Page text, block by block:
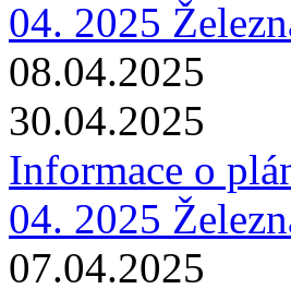
04. 2025
08.04.2025
30.04.2025
Informace o
04. 2025
07.04.2025